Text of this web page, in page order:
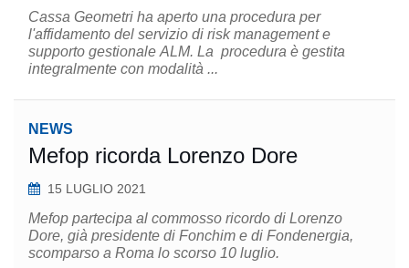
Cassa Geometri ha aperto una procedura per
l'affidamento del servizio di risk management e
supporto gestionale ALM. La procedura è gestita
integralmente con modalità ...
NEWS
Mefop ricorda Lorenzo Dore
15 LUGLIO 2021
Mefop partecipa al commosso ricordo di Lorenzo
Dore, già presidente di Fonchim e di Fondenergia,
scomparso a Roma lo scorso 10 luglio.